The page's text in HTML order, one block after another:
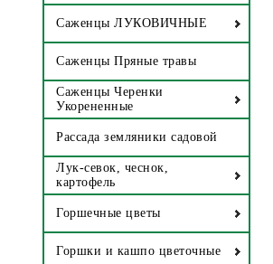
Саженцы ЛУКОВИЧНЫЕ
Саженцы Пряные травы
Саженцы Черенки
Укорененные
Рассада земляники садовой
Лук-севок, чеснок,
картофель
Горшечные цветы
Горшки и кашпо цветочные